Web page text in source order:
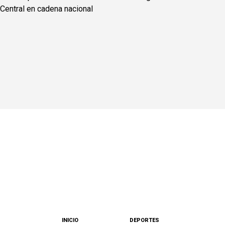
INICIO DEPORTES